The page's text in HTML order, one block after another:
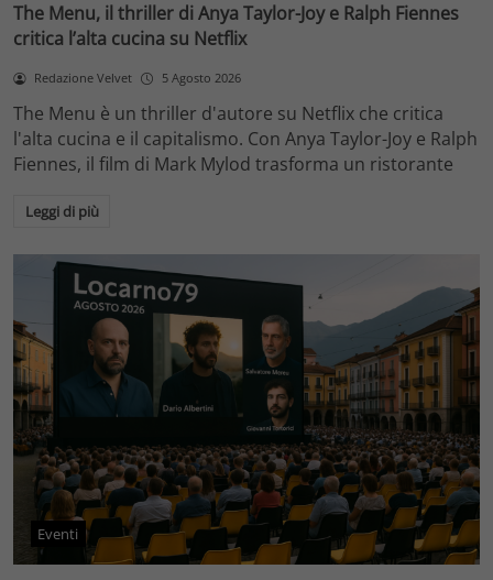
The Menu, il thriller di Anya Taylor-Joy e Ralph Fiennes
critica l’alta cucina su Netflix
Redazione Velvet 5 Agosto 2026
The Menu è un thriller d'autore su Netflix che critica
l'alta cucina e il capitalismo. Con Anya Taylor-Joy e Ralph
Fiennes, il film di Mark Mylod trasforma un ristorante
Leggi di più
Eventi